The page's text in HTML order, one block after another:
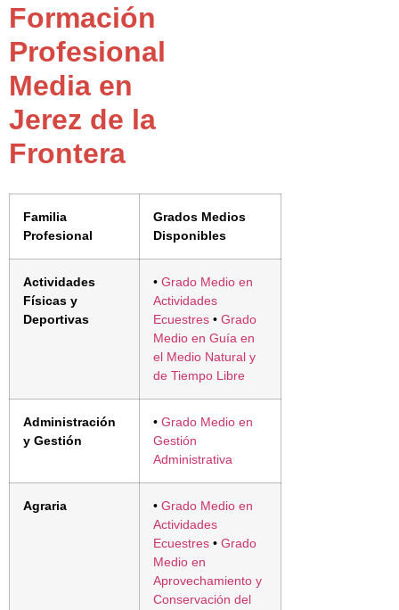
Formación
Profesional
Media en
Jerez de la
Frontera
Familia
Profesional
Grados Medios
Disponibles
Actividades
Físicas y
Deportivas
• Grado Medio en
Actividades
Ecuestres • Grado
Medio en Guía en
el Medio Natural y
de Tiempo Libre
Administración
y Gestión
• Grado Medio en
Gestión
Administrativa
Agraria • Grado Medio en
Actividades
Ecuestres • Grado
Medio en
Aprovechamiento y
Conservación del